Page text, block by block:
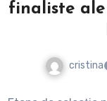
finaliste
cristina